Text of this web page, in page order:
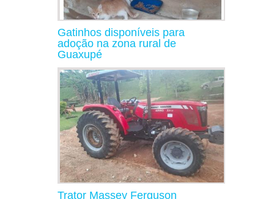
Gatinhos disponíveis para
adoção na zona rural de
Guaxupé
Trator Massey Ferguson